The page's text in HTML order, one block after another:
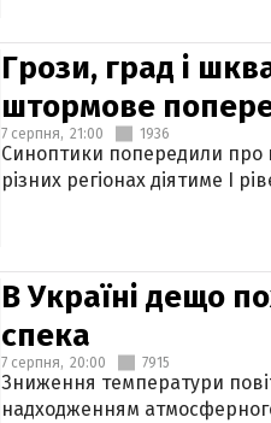
Грози, град і
штормове
7 серпня, 21:00 1936
Синоптики попередили про
різних регіонах діятиме І
В Україні дещо
спека
7 серпня, 20:00 7915
Зниження температури
надходженням